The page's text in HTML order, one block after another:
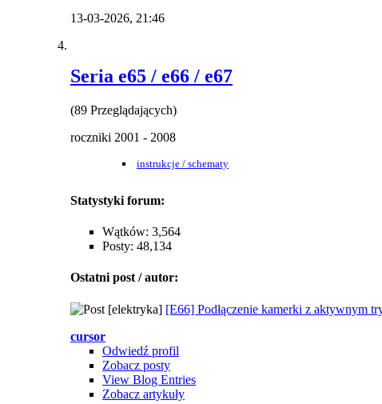
13-03-2026, 21:46
Seria e65 / e66 / e67
(89 Przeglądających)
roczniki 2001 - 2008
instrukcje / schematy
Statystyki forum:
Wątków: 3,564
Posty: 48,134
Ostatni post / autor:
[elektryka] [E66] Podłączenie kamerki z aktywnym
cursor
Odwiedź profil
Zobacz posty
View Blog Entries
Zobacz artykuły